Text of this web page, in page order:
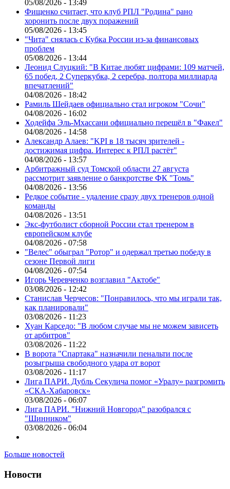
05/08/2026 - 13:49
Фищенко считает, что клуб РПЛ "Родина" рано
хоронить после двух поражений
05/08/2026 - 13:45
"Чита" снялась с Кубка России из-за финансовых
проблем
05/08/2026 - 13:44
Леонид Слуцкий: "В Китае любят цифрами: 109 матчей,
65 побед, 2 Суперкубка, 2 серебра, полтора миллиарда
впечатлений"
04/08/2026 - 18:42
Рамиль Шейдаев официально стал игроком "Сочи"
04/08/2026 - 16:02
Ходейфа Эль-Мхассани официально перешёл в "Факел"
04/08/2026 - 14:58
Александр Алаев: "KPI в 18 тысяч зрителей -
достижимая цифра. Интерес к РПЛ растёт"
04/08/2026 - 13:57
Арбитражный суд Томской области 27 августа
рассмотрит заявление о банкротстве ФК "Томь"
04/08/2026 - 13:56
Редкое событие - удаление сразу двух тренеров одной
команды
04/08/2026 - 13:51
Экс-футболист сборной России стал тренером в
европейском клубе
04/08/2026 - 07:58
"Велес" обыграл "Ротор" и одержал третью победу в
сезоне Первой лиги
04/08/2026 - 07:54
Игорь Черевченко возглавил "Актобе"
03/08/2026 - 12:42
Станислав Черчесов: "Понравилось, что мы играли так,
как планировали"
03/08/2026 - 11:23
Хуан Карседо: "В любом случае мы не можем зависеть
от арбитров"
03/08/2026 - 11:22
В ворота "Спартака" назначили пенальти после
розыгрыша свободного удара от ворот
03/08/2026 - 11:17
Лига ПАРИ. Дубль Секулича помог «Уралу» разгромить
«СКА-Хабаровск»
03/08/2026 - 06:07
Лига ПАРИ. "Нижний Новгород" разобрался с
"Шинником"
03/08/2026 - 06:04
Больше новостей
Новости